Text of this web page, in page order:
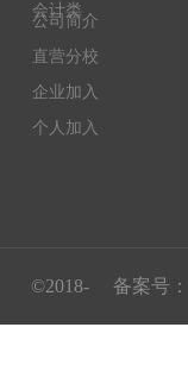
会计类
公司简介
直营分校
企业加入
个人加入
©2018- 备案号：